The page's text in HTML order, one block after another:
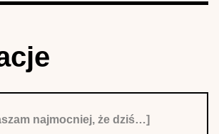
najmocniej, że dziś…]